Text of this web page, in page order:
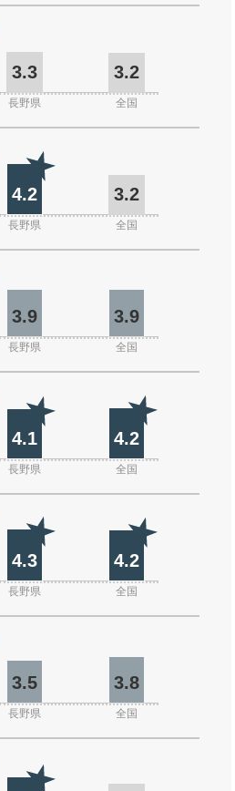
3.3 3.2
長野県 全国
4.2 3.2
長野県 全国
3.9 3.9
長野県 全国
4.1 4.2
長野県 全国
4.3 4.2
長野県 全国
3.5 3.8
長野県 全国